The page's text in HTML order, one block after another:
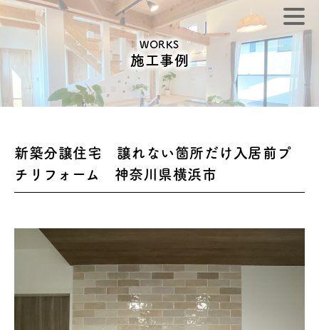
WORKS
施工事例
新築分譲住宅 譲れない箇所だけ入居前プ
チリフォーム 神奈川県横浜市